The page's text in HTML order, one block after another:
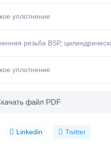
уплотнение
резьба BSP,
уплотнение
файл PDF
Linkedin Twitter